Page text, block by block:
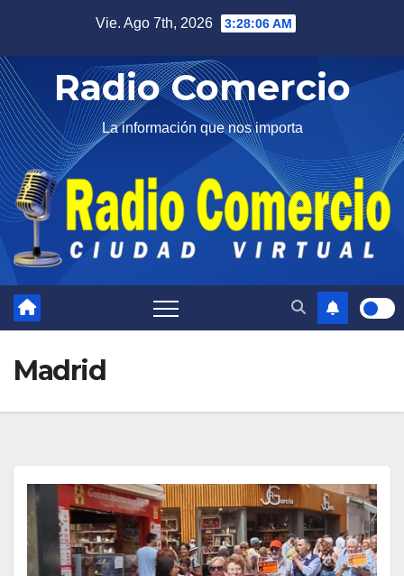
contenido
Vie. Ago 7th, 2026 3:28:07 AM
Radio Comercio
La información que nos importa
Madrid